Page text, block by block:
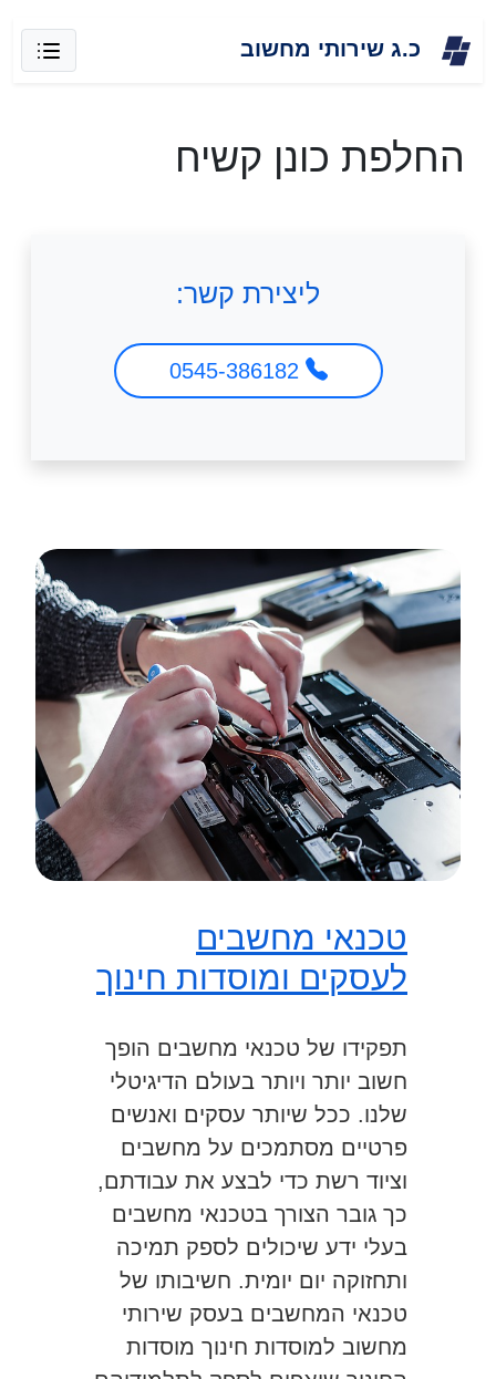
כ.ג שירותי מחשוב
החלפת כונן קשיח
ליצירת קשר:
טכנאי מחשבים
לעסקים ומוסדות חינוך
תפקידו של טכנאי מחשבים הופך
חשוב יותר ויותר בעולם הדיגיטלי
שלנו. ככל שיותר עסקים ואנשים
פרטיים מסתמכים על מחשבים
וציוד רשת כדי לבצע את עבודתם,
כך גובר הצורך בטכנאי מחשבים
בעלי ידע שיכולים לספק תמיכה
ותחזוקה יום יומית. חשיבותו של
טכנאי המחשבים בעסק שירותי
מחשוב למוסדות חינוך מוסדות